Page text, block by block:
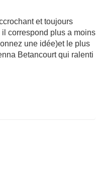
et toujours
correspond plus a moins
une idée)et le plus
Betancourt qui ralenti